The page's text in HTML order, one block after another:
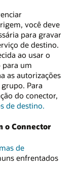
você deve
para gravar
de destino.
ao usar o
para um
as autorizações
Para
do conector,
de destino.
o Connector
de
enfrentados